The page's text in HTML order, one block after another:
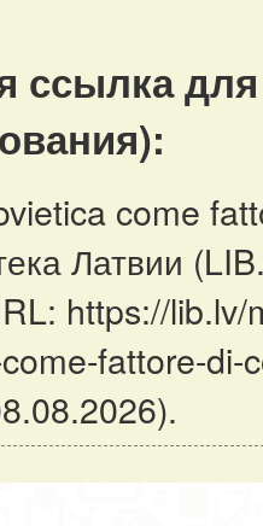
ссылка
come
Латвии
https://
fattore-di-